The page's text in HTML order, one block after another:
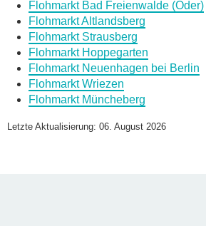
Daten des Flohmarkts
Name des Flohmarkts
Flohmarkt Bad Freienwalde (Oder)
Flohmarkt Altlandsberg
Flohmarkt Strausberg
Flohmarkt Hoppegarten
Flohmarkt Neuenhagen bei Berlin
Flohmarkt Wriezen
Flohmarkt Müncheberg
Letzte Aktualisierung: 06. August 2026